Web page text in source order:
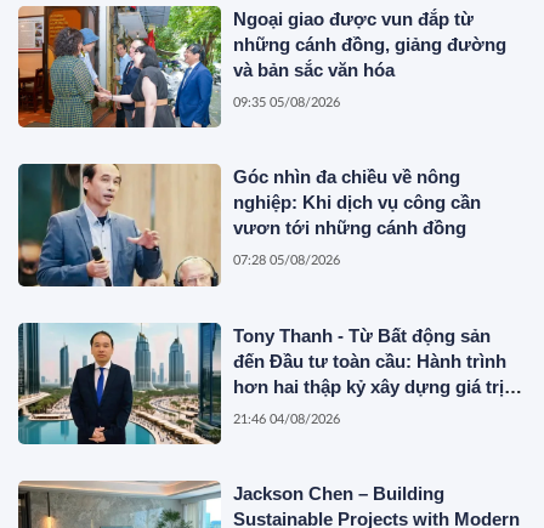
Ngoại giao được vun đắp từ
những cánh đồng, giảng đường
và bản sắc văn hóa
09:35 05/08/2026
Góc nhìn đa chiều về nông
nghiệp: Khi dịch vụ công cần
vươn tới những cánh đồng
07:28 05/08/2026
Tony Thanh - Từ Bất động sản
đến Đầu tư toàn cầu: Hành trình
hơn hai thập kỷ xây dựng giá trị
của một doanh nhân Việt tại Úc
21:46 04/08/2026
Jackson Chen – Building
Sustainable Projects with Modern